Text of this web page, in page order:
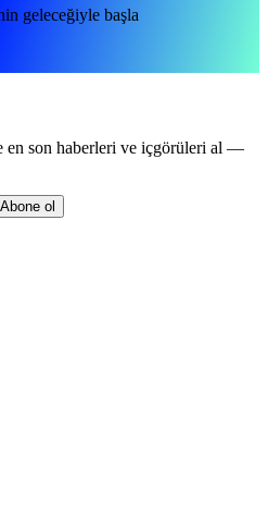
geleceğiyle başla
en son haberleri ve içgörüleri al —
Abone ol